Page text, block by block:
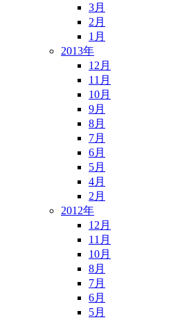
3月
2月
1月
2013年
12月
11月
10月
9月
8月
7月
6月
5月
4月
2月
2012年
12月
11月
10月
8月
7月
6月
5月